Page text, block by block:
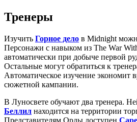
Тренеры
Изучить Горное дело в Midnight
Персонажи с навыком из The War
автоматически при добыче первой
Остальные могут обратиться к
Автоматическое изучение экономит
сюжетной кампании.
В Луносвете обучают два тренера.
Беллил находится на территории
Представителям Орды доступен